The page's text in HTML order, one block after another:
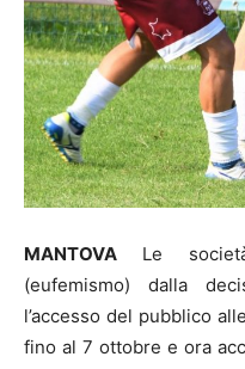
MANTOVA Le
(eufemismo) dalla
l’accesso del pubblico
fino al 7 ottobre e ora